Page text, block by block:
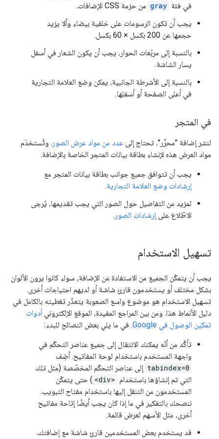
في فئة gray من حزمة CSS الإضافات.
يجب أن تكون الرسومات على خلفية بيضاء وألا يزيد
حجمها عن 200 بكسل × 60 بكسل.
بالنسبة إلى مربّعات الحوار، يجب أن يكون الشعار في أسفل
يسار الشاشة.
بالنسبة إلى الأشرطة الجانبية، يمكن وضع العلامة التجارية
في أعلى الصفحة أو أسفلها.
في المتجر
لنشر إضافة "محرِّر"، تحتاج إلى عدد من مواد عرض الصور . وتُستخدَم
مواد العرض هذه لإنشاء بطاقة بيانات المتجر الخاصة بالإضافة.
يجب أن تتوافق جميع جوانب بطاقة بيانات المتجر مع
إرشادات وضع العلامة التجارية.
لمزيد من التفاصيل حول الصور التي يجب تقديمها، يُرجى
الاطّلاع على إرشادات الصور .
تسهيل الاستخدام
يجب أن يتمكّن الجميع من الاستفادة من الإضافة، سواء كانوا يرون الألوان
بشكل مختلف أو يستخدمون قارئ شاشة أو لديهم احتياجات أخرى.
تسهيل الاستخدام هو موضوع واسع الصعوبة يتعذّر تغطيته بالكامل في
دليل الأنماط هذا. ومن بين المراجع المفيدة، الموقع الإلكترونيأدوات
تمكين الوصول في Google
. في ما يلي بعض النصائح للبدء:
تأكَّد من أنّه يمكنك الانتقال إلى جميع عناصر التحكّم في
واجهة المستخدم باستخدام لوحة المفاتيح. أضِف
tabindex=0 إلى عناصر التحكّم المخصّصة (مثل تلك
التي تم إنشاؤها باستخدام <div> ) حتى يتمكّن
المستخدمون من التنقل إليها باستخدام مفتاح التبويب.
ننصحك بالتفكير في ما إذا كان يجب أيضًا إتاحة مفاتيح
أخرى، مثل الأسهم لعرض قائمة.
قد يستخدم بعض المستخدمين قارئ شاشة مع إضافتك.